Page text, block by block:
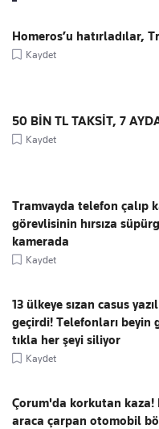
Homeros’u hatırladılar,
Kaydet
50 BİN TL TAKSİT, 7
Kaydet
Tramvayda telefon çalıp
görevlisinin hırsıza
kamerada
Kaydet
13 ülkeye sızan casus
geçirdi! Telefonları beyin
tıkla her şeyi siliyor
Kaydet
Çorum'da korkutan
araca çarpan otomobil